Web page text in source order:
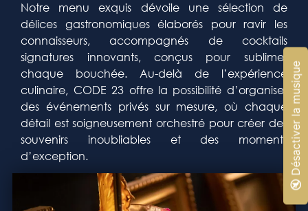
Notre menu exquis dévoile une sélection de
délices gastronomiques élaborés pour ravir les
connaisseurs, accompagnés de cocktails
signatures innovants, conçus pour sublimer
chaque bouchée. Au-delà de l’expérience
culinaire, CODE 23 offre la possibilité d’organiser
des événements privés sur mesure, où chaque
détail est soigneusement orchestré pour créer des
souvenirs inoubliables et des moments
d’exception.
🔇 Désactiver la musique